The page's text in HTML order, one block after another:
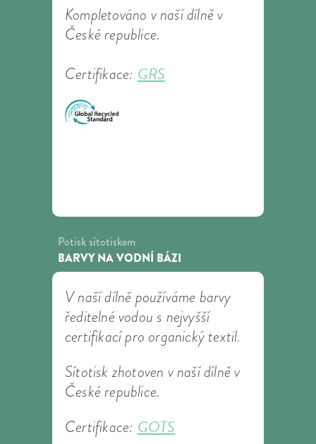
Kompletováno v naší dílně v
České republice.
Certifikace: GRS
Potisk sítotiskem
BARVY NA VODNÍ BÁZI
V naší dílně používáme barvy
ředitelné vodou s nejvyšší
certifikací pro organický textil.
Sítotisk zhotoven v naší dílně v
České republice.
Certifikace: GOTS